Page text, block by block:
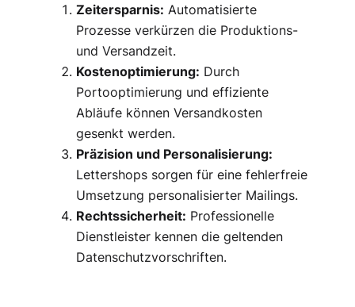
Zeitersparnis: Automatisierte
Prozesse verkürzen die Produktions-
und Versandzeit.
Kostenoptimierung: Durch
Portooptimierung und effiziente
Abläufe können Versandkosten
gesenkt werden.
Präzision und Personalisierung:
Lettershops sorgen für eine fehlerfreie
Umsetzung personalisierter Mailings.
Rechtssicherheit: Professionelle
Dienstleister kennen die geltenden
Datenschutzvorschriften.